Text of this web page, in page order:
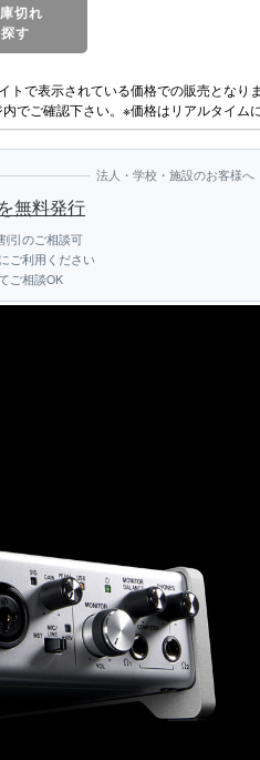
切れ
す
トで表示されている価格での販売となりま
でご確認下さい。※価格はリアルタイム
法人・学校・施設のお客様へ
無料発行
引のご相談可
ご利用ください
ご相談OK